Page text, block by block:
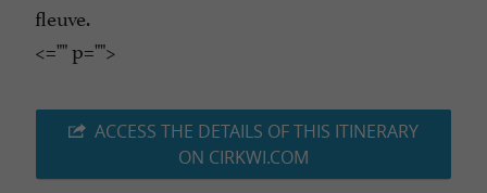
fleuve.
<="" p="">
ACCESS THE DETAILS OF THIS ITINERARY
ON CIRKWI.COM